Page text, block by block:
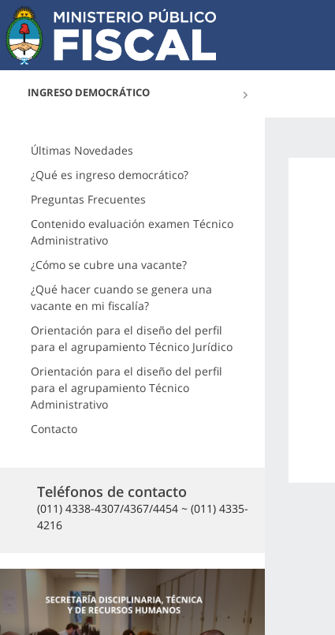
INGRESO DEMOCRÁTICO
Últimas Novedades
¿Qué es ingreso democrático?
Preguntas Frecuentes
Contenido evaluación examen Técnico
Administrativo
¿Cómo se cubre una vacante?
¿Qué hacer cuando se genera una
vacante en mi fiscalía?
Orientación para el diseño del perfil
para el agrupamiento Técnico Jurídico
Orientación para el diseño del perfil
para el agrupamiento Técnico
Administrativo
Contacto
Teléfonos de contacto
(011) 4338-4307/4367/4454 ~ (011) 4335-
4216